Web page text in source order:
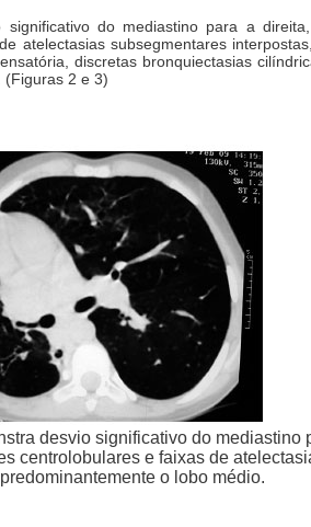
do mediastino para a
atelectasias subsegmentares
discretas bronquiectasias
(Figuras 2 e 3)
desvio significativo do
centrolobulares e faixas de
o lobo médio.